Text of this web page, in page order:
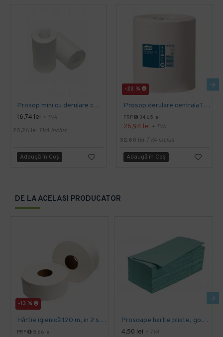
Prosop mini cu derulare centrala 1 pliu, 120 m Tork
16,74 lei + TVA
20,26 lei TVA inclus
Adaugă în Coş
-22 %
Prosop derulare centrala 1 pliu, 300 m Tork
PRP 34,65 lei
26,94 lei + TVA
32,60 lei TVA inclus
Adaugă în Coş
DE LA ACELASI PRODUCATOR
-13 %
Hârtie igienică 120 m, in 2 straturi, extra albă, Mini Jumbo, AQAS
PRP 5,66 lei
Prosoape hartie pliate, gofrate, verzi, 25 x 23 cm, V fold, 1 strat, AQAS, 250 buc/pachet
4,50 lei + TVA